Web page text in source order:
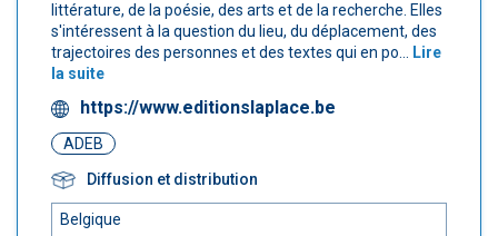
littérature, de la poésie, des arts et de la recherche. Elles
s'intéressent à la question du lieu, du déplacement, des
trajectoires des personnes et des textes qui en po... Lire
la suite
https://www.editionslaplace.be
ADEB
Diffusion et distribution
Belgique